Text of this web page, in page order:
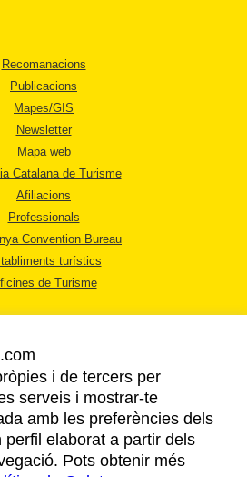
Recomanacions
Publicacions
Mapes/GIS
Newsletter
Mapa web
Catalana de Turisme
Afiliacions
Professionals
Convention Bureau
turístics
de Turisme
AVÍS LEGAL
DE PRIVACITAT
COOKIES
i de tercers per
serveis i mostrar-te
amb les preferències dels
perfil elaborat a partir dels
Pots obtenir més